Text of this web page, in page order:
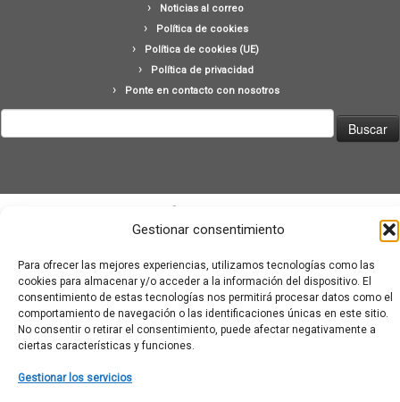
Gestionar consentimiento
Para ofrecer las mejores experiencias, utilizamos tecnologías como las
cookies para almacenar y/o acceder a la información del dispositivo. El
consentimiento de estas tecnologías nos permitirá procesar datos como el
comportamiento de navegación o las identificaciones únicas en este sitio.
No consentir o retirar el consentimiento, puede afectar negativamente a
ciertas características y funciones.
Gestionar los servicios
Noticias al correo
Política de cookies
Política de cookies (UE)
Política de privacidad
Ponte en contacto con nosotros
Diseñado con elTema Customizr·